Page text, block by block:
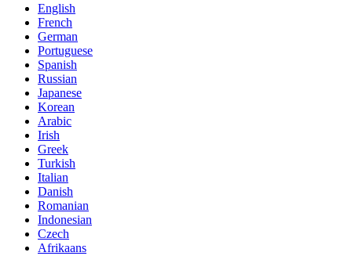
English
French
German
Portuguese
Spanish
Russian
Japanese
Korean
Arabic
Irish
Greek
Turkish
Italian
Danish
Romanian
Indonesian
Czech
Afrikaans